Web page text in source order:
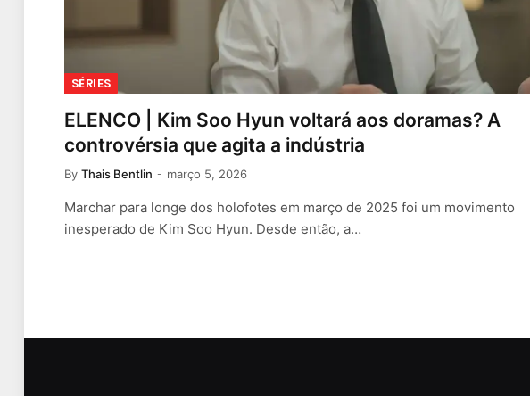
SÉRIES
ELENCO | Kim Soo Hyun voltará aos doramas? A
controvérsia que agita a indústria
By Thais Bentlin março 5, 2026
Marchar para longe dos holofotes em março de 2025 foi um movimento
inesperado de Kim Soo Hyun. Desde então, a…